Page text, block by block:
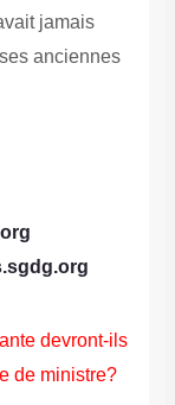
jamais
anciennes
devront-ils
de ministre?